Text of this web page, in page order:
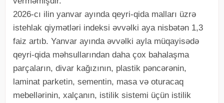
2026-cı ilin yanvar ayında qeyri-qida malları üzrə
istehlak qiymətləri indeksi əvvəlki aya nisbətən 1,3
faiz artıb. Yanvar ayında əvvəlki ayla müqayisədə
qeyri-qida məhsullarından daha çox bahalaşma
parçaların, divar kağızının, plastik pəncərənin,
laminat parketin, sementin, masa və oturacaq
mebellərinin, xalçanın, istilik sistemi üçün istilik